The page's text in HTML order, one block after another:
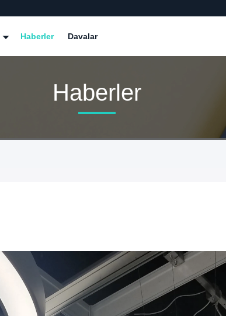
Haberler Davalar
Haberler